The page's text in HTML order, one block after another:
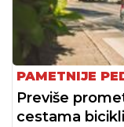
PAMETNIJE
Previše
cestama